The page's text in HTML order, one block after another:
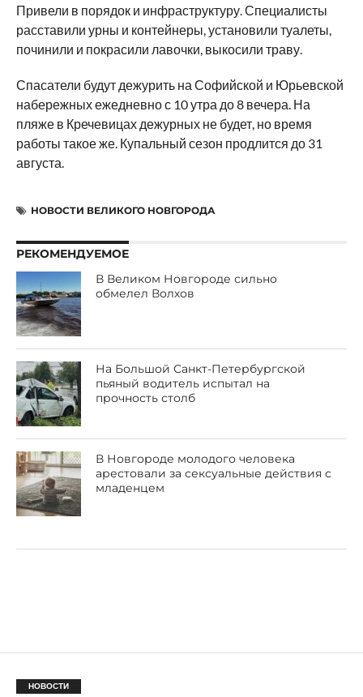
Привели в порядок и инфраструктуру. Специалисты
расставили урны и контейнеры, установили туалеты,
починили и покрасили лавочки, выкосили траву.
Спасатели будут дежурить на Софийской и Юрьевской
набережных ежедневно с 10 утра до 8 вечера. На
пляже в Кречевицах дежурных не будет, но время
работы такое же. Купальный сезон продлится до 31
августа.
НОВОСТИ ВЕЛИКОГО НОВГОРОДА
РЕКОМЕНДУЕМОЕ
В Великом Новгороде сильно
обмелел Волхов
На Большой Санкт-Петербургской
пьяный водитель испытал на
прочность столб
В Новгороде молодого человека
арестовали за сексуальные действия с
младенцем
НОВОСТИ